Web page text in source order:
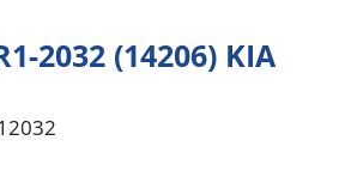
2032 (14206) KIA